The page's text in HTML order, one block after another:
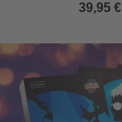
39,95 €